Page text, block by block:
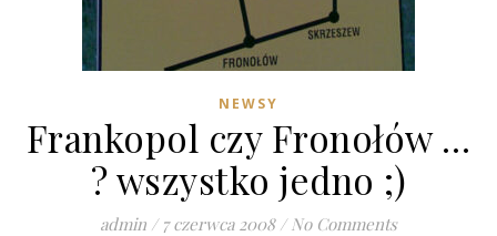
NEWSY
Frankopol czy Fronołów …
? wszystko jedno ;)
admin / 7 czerwca 2008 / No Comments